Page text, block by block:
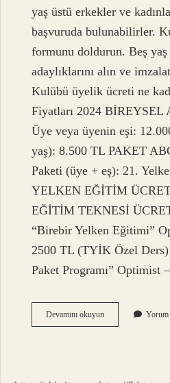
yaş üstü erkekler ve
başvuruda bulunabilirler.
formunu doldurun. Beş
adaylıklarını alın ve
Kulübü üyelik ücreti ne
Fiyatları 2024
Üye veya üyenin eşi:
yaş): 8.500 TL PAKET
Paketi (üye + eş): 21.
YELKEN EĞİTİM
EĞİTİM TEKNESİ
“Birebir Yelken Eğitimi”
2500 TL (TYİK Özel
Paket Programı”
Devamını okuyunSamsun
Yelken
Yorum